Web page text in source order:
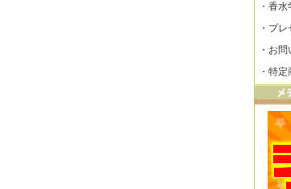
・ 香水
・ プレ
・ お問
・ 特定